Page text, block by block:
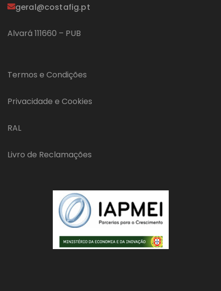
geral@costafig.pt
Alvará 111660 – PUB
Termos e Condições
Privacidade e Cookies
RAL
Livro de Reclamações